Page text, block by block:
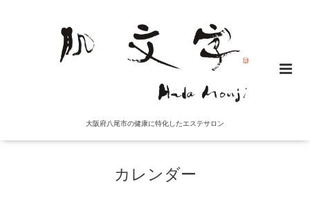
大阪府八尾市の健康に特化したエステサロン
カレンダー